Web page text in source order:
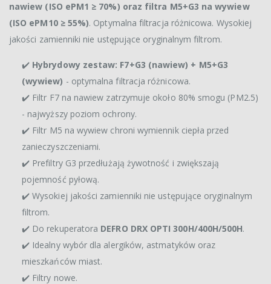
nawiew (ISO ePM1 ≥ 70%) oraz filtra M5+G3 na wywiew
(ISO ePM10 ≥ 55%). Optymalna filtracja różnicowa. Wysokiej
jakości zamienniki nie ustępujące oryginalnym filtrom.
✔️ Hybrydowy zestaw: F7+G3 (nawiew) + M5+G3
(wywiew) - optymalna filtracja różnicowa.
✔️ Filtr F7 na nawiew zatrzymuje około 80% smogu (PM2.5)
- najwyższy poziom ochrony.
✔️ Filtr M5 na wywiew chroni wymiennik ciepła przed
zanieczyszczeniami.
✔️ Prefiltry G3 przedłużają żywotność i zwiększają
pojemność pyłową.
✔️ Wysokiej jakości zamienniki nie ustępujące oryginalnym
filtrom.
✔️ Do rekuperatora DEFRO DRX OPTI 300H/400H/500H.
✔️ Idealny wybór dla alergików, astmatyków oraz
mieszkańców miast.
✔️ Filtry nowe.